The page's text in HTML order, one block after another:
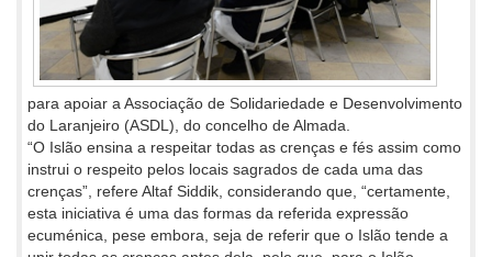
para apoiar a Associação de Solidariedade e Desenvolvimento
do Laranjeiro (ASDL), do concelho de Almada.
“O Islão ensina a respeitar todas as crenças e fés assim como
instrui o respeito pelos locais sagrados de cada uma das
crenças”, refere Altaf Siddik, considerando que, “certamente,
esta iniciativa é uma das formas da referida expressão
ecuménica, pese embora, seja de referir que o Islão tende a